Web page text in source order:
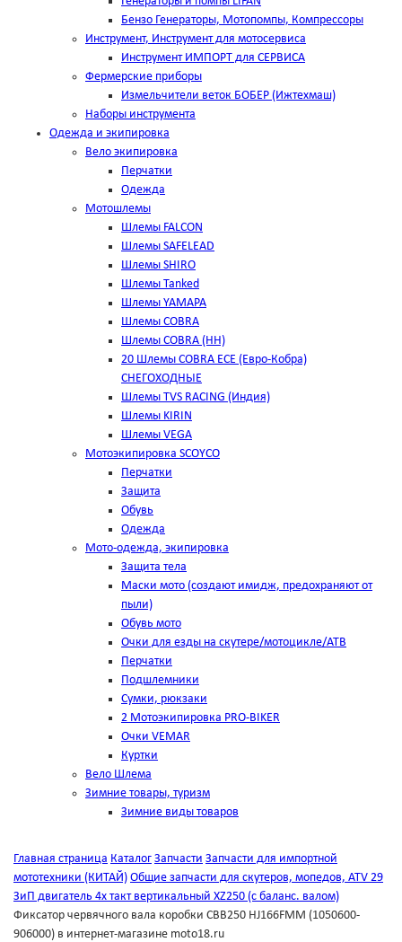
Бензо Генераторы, Мотопомпы, Компрессоры
Инструмент, Инструмент для мотосервиса
Инструмент ИМПОРТ для СЕРВИСА
Фермерские приборы
Измельчители веток БОБЕР (Ижтехмаш)
Наборы инструмента
Одежда и экипировка
Вело экипировка
Перчатки
Одежда
Мотошлемы
Шлемы FALCON
Шлемы SAFELEAD
Шлемы SHIRO
Шлемы Tanked
Шлемы YAMAPA
Шлемы COBRA
Шлемы COBRA (HH)
20 Шлемы COBRA ECE (Евро-Кобра)
СНЕГОХОДНЫЕ
Шлемы TVS RACING (Индия)
Шлемы KIRIN
Шлемы VEGA
Мотоэкипировка SCOYCO
Перчатки
Защита
Обувь
Одежда
Мото-одежда, экипировка
Защита тела
Маски мото (создают имидж, предохраняют от
пыли)
Обувь мото
Очки для езды на скутере/мотоцикле/АТВ
Перчатки
Подшлемники
Сумки, рюкзаки
2 Мотоэкипировка PRO-BIKER
Очки VEMAR
Куртки
Вело Шлема
Зимние товары, туризм
Зимние виды товаров
Главная страница Каталог Запчасти Запчасти для импортной
мототехники (КИТАЙ) Общие запчасти для скутеров, мопедов, ATV 29
ЗиП двигатель 4х такт вертикальный XZ250 (с баланс. валом)
Фиксатор червячного вала коробки CBB250 HJ166FMM (1050600-
906000) в интернет-магазине moto18.ru